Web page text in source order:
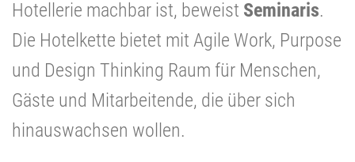
Hotellerie machbar ist, beweist Seminaris.
Die Hotelkette bietet mit Agile Work, Purpose
und Design Thinking Raum für Menschen,
Gäste und Mitarbeitende, die über sich
hinauswachsen wollen.